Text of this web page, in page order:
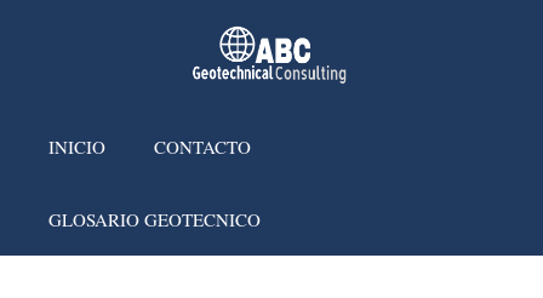
INICIO CONTACTO
GLOSARIO GEOTECNICO